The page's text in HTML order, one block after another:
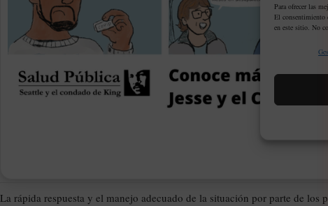
Para ofrecer las
El consentimiento
en este sitio. No
La rápida respuesta y el manejo adecuado de la situación por parte de los